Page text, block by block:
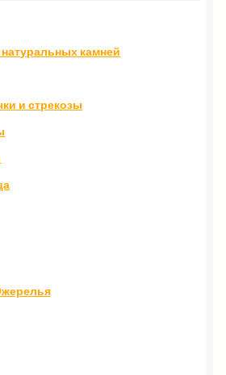
камней
и стрекозы